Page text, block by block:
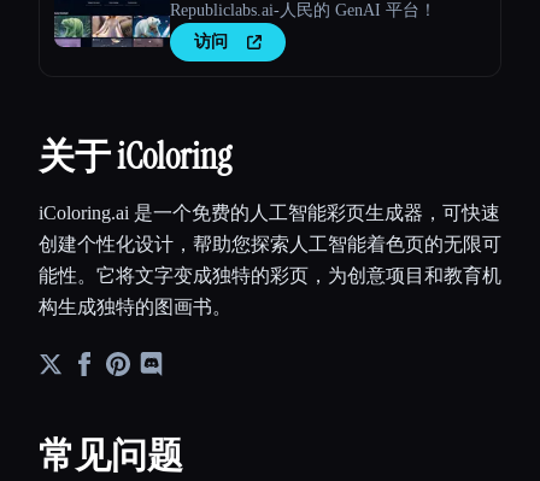
Republiclabs.ai-人民的 GenAI 平台！
访问
关于 iColoring
iColoring.ai 是一个免费的人工智能彩页生成器，可快速
创建个性化设计，帮助您探索人工智能着色页的无限可
能性。它将文字变成独特的彩页，为创意项目和教育机
构生成独特的图画书。
常见问题